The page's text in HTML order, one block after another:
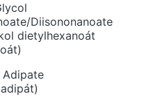
Diisononanoate
dietylhexanoát
Adipate